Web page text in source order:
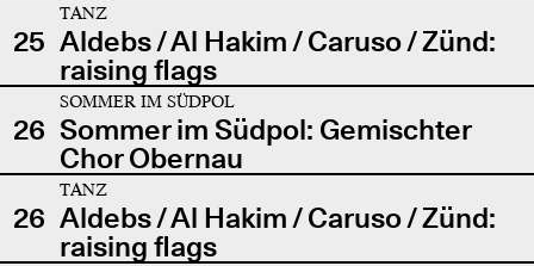
25
TANZ
Aldebs / Al Hakim / Caruso / Zünd:
raising flags
26
SOMMER IM SÜDPOL
Sommer im Südpol: Gemischter
Chor Obernau
26
TANZ
Aldebs / Al Hakim / Caruso / Zünd:
raising flags